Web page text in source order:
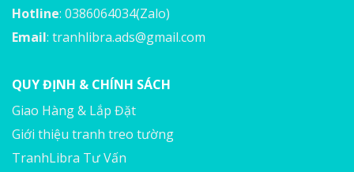
Hotline: 0386064034(Zalo)
Email: tranhlibra.ads@gmail.com
QUY ĐỊNH & CHÍNH SÁCH
Giao Hàng & Lắp Đặt
Giới thiệu tranh treo tường
TranhLibra Tư Vấn